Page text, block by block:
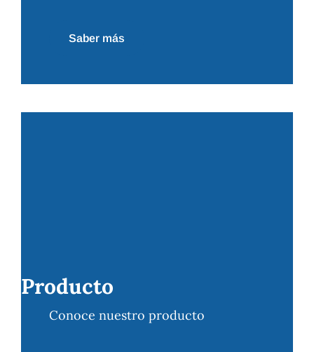
Saber más
Producto
Conoce nuestro producto